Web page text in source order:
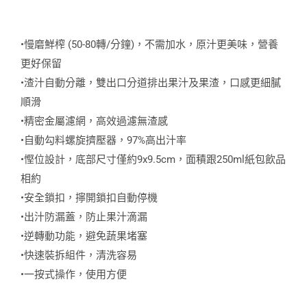
•慢磨鮮榨 (50-80轉/分鐘)，不需加水，原汁更美味，營養
更好保留
•渣汁自動分離，雙出口分道排出果汁及果渣，口感更細膩
順滑
•精密金屬濾網，高效過濾無渣感
•自動勾料螺旋擠壓器，97%高出汁率
•慳位設計，底部尺寸僅約9x9.5cm，面積跟250ml紙包飲品
相約
•安全鎖扣，擰開鎖扣自動停機
•出汁防漏蓋，防止果汁滴漏
•逆轉動功能，避免蔬果堵塞
•快速裝拆組件，清洗容易
•一按式操作，使用方便